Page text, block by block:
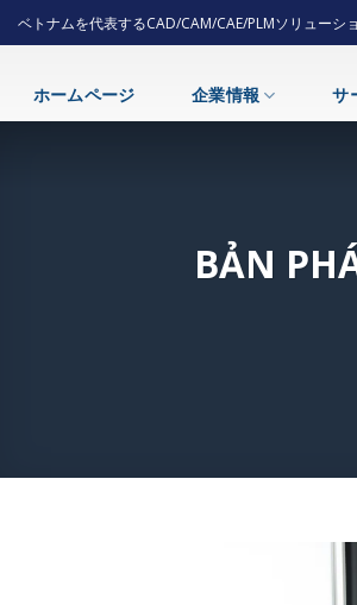
Skip
to
ベトナムを代表するCAD/CAM/CAE/PLMソリューシ
ホームページ 企業情報 サ
BẢN